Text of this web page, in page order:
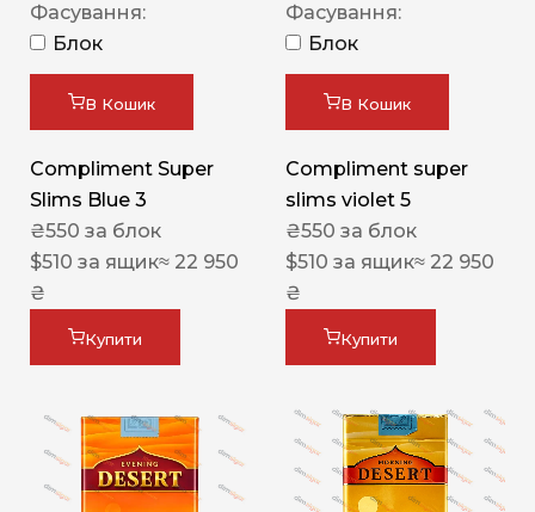
Фасування:
Блок
В Кошик
Compliment Super
Slims Blue 3
₴550 за блок
$510 за ящик≈ 22 950
₴
Купити
Фасування:
Блок
В Кошик
Compliment super
slims violet 5
₴550 за блок
$510 за ящик≈ 22 950
₴
Купити